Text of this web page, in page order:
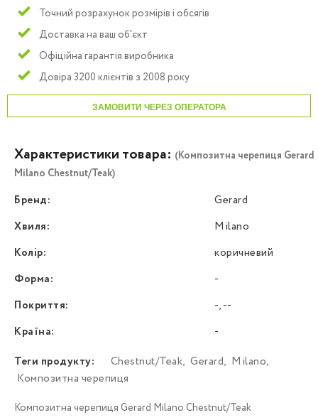
Точний розрахунок розмірів і обсягів
Доставка на ваш об'єкт
Офіційна гарантія виробника
Довіра 3200 клієнтів з 2008 року
ЗАМОВИТИ ЧЕРЕЗ ОПЕРАТОРА
Характеристики товара: (Композитна черепиця Gerard
Milano Chestnut/Teak)
Бренд:
Gerard
Хвиля:
Milano
Колір:
коричневий
Форма:
-
Покриття:
-, --
Країна:
-
Теги продукту:
Chestnut/Teak, Gerard, Milano,
Композитна черепиця
Композитна черепиця Gerard Milano Chestnut/Teak